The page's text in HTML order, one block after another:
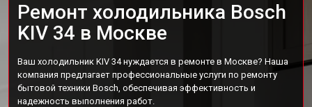
Ремонт холодильника Bosch
KIV 34 в Москве
Ваш холодильник KIV 34 нуждается в ремонте в Москве? Наша
компания предлагает профессиональные услуги по ремонту
бытовой техники Bosch, обеспечивая эффективность и
надежность выполнения работ.